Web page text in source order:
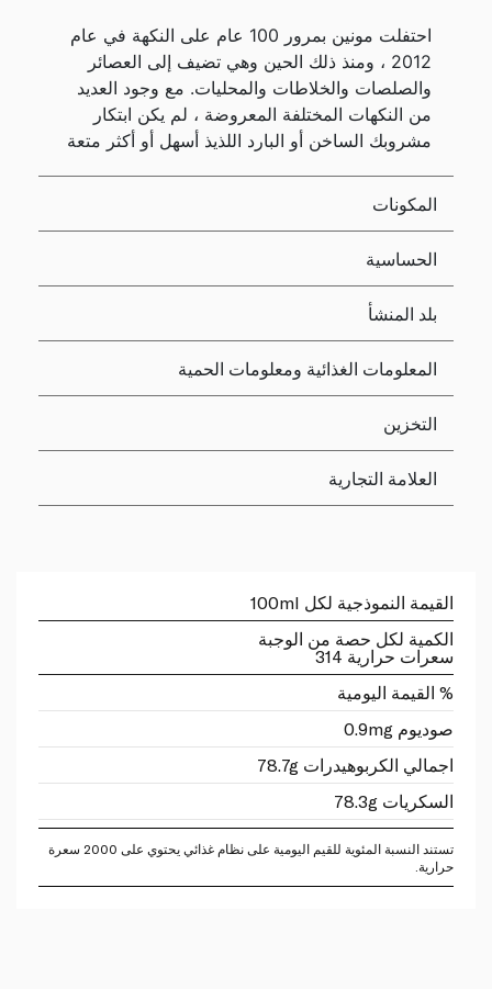
احتفلت مونين بمرور 100 عام على النكهة في عام
2012 ، ومنذ ذلك الحين وهي تضيف إلى العصائر
والصلصات والخلاطات والمحليات. مع وجود العديد
من النكهات المختلفة المعروضة ، لم يكن ابتكار
مشروبك الساخن أو البارد اللذيذ أسهل أو أكثر متعة
المكونات
الحساسية
بلد المنشأ
المعلومات الغذائية ومعلومات الحمية
التخزين
العلامة التجارية
القيمة النموذجية لكل 100ml
الكمية لكل حصة من الوجبة
سعرات حرارية 314
% القيمة اليومية
صوديوم 0.9mg
اجمالي الكربوهيدرات 78.7g
السكريات 78.3g
تستند النسبة المئوية للقيم اليومية على نظام غذائي يحتوي على 2000 سعرة
حرارية.